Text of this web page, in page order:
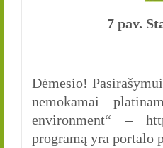
7 pav.
Dėmesio!
nemokamai
environment“ –
programą yra portalo